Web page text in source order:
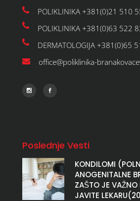
POLIKLINIKA +381(0)21 510
POLIKLINIKA +381(0)63 522
DERMATOLOGIJA +381(0)65
office@poliklinika-
Poslednje Vesti
KONDILOMI
ANOGENITALNE
ZAŠTO JE VAŽNO
JAVITE